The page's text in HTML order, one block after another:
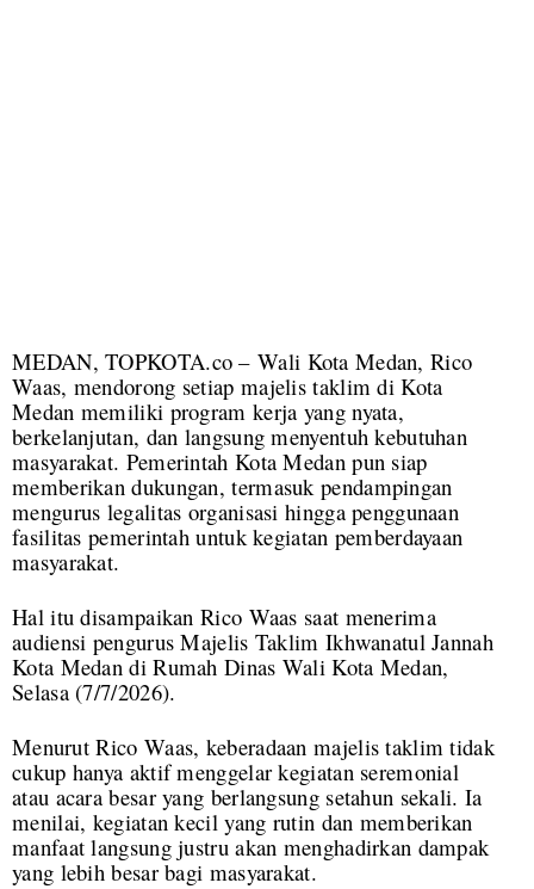
MEDAN, TOPKOTA.co – Wali Kota Medan, Rico
Waas, mendorong setiap majelis taklim di Kota
Medan memiliki program kerja yang nyata,
berkelanjutan, dan langsung menyentuh kebutuhan
masyarakat. Pemerintah Kota Medan pun siap
memberikan dukungan, termasuk pendampingan
mengurus legalitas organisasi hingga penggunaan
fasilitas pemerintah untuk kegiatan pemberdayaan
masyarakat.
Hal itu disampaikan Rico Waas saat menerima
audiensi pengurus Majelis Taklim Ikhwanatul Jannah
Kota Medan di Rumah Dinas Wali Kota Medan,
Selasa (7/7/2026).
Menurut Rico Waas, keberadaan majelis taklim tidak
cukup hanya aktif menggelar kegiatan seremonial
atau acara besar yang berlangsung setahun sekali. Ia
menilai, kegiatan kecil yang rutin dan memberikan
manfaat langsung justru akan menghadirkan dampak
yang lebih besar bagi masyarakat.